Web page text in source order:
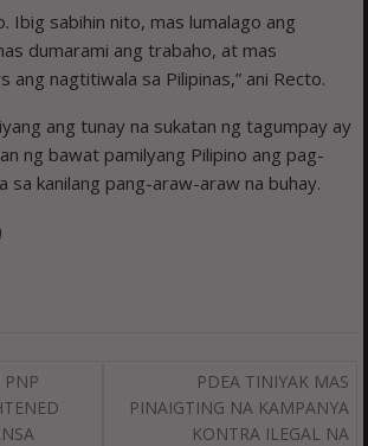
Ibig sabihin nito, mas lumalago ang
dumarami ang trabaho, at mas
ang nagtitiwala sa Pilipinas,” ani Recto.
ang tunay na sukatan ng tagumpay ay
ng bawat pamilyang Pilipino ang pag-
sa kanilang pang-araw-araw na buhay.
PNP
PDEA TINIYAK MAS
PINAIGTING NA KAMPANYA
KONTRA ILEGAL NA